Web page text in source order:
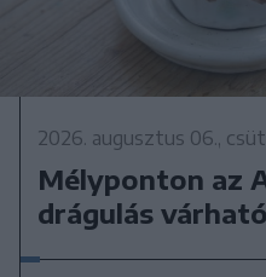
2026. augusztus 06.,
Mélyponton az
drágulás